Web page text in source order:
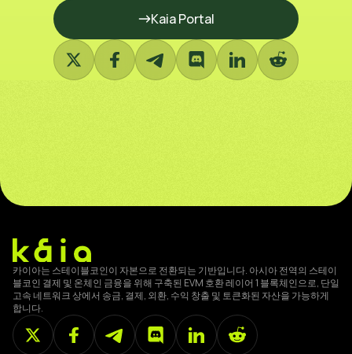
Kaia Portal
카이아는 스테이블코인이 자본으로 전환되는 기반입니다. 아시아 전역의 스테이
블코인 결제 및 온체인 금융을 위해 구축된 EVM 호환 레이어 1 블록체인으로, 단일
고속 네트워크 상에서 송금, 결제, 외환, 수익 창출 및 토큰화된 자산을 가능하게
합니다.